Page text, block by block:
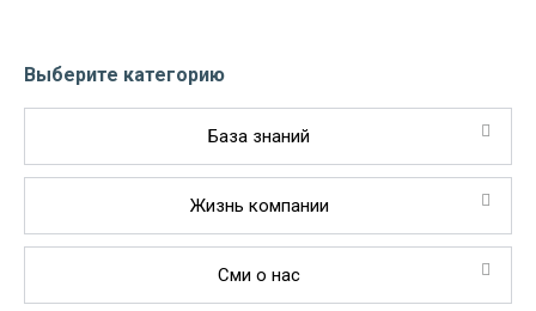
Выберите категорию
База знаний
Жизнь компании
Сми о нас